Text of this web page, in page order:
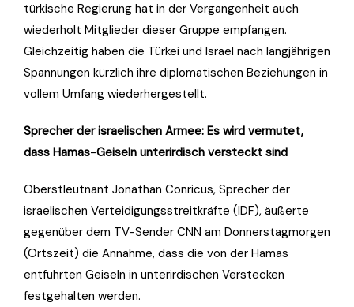
türkische Regierung hat in der Vergangenheit auch
wiederholt Mitglieder dieser Gruppe empfangen.
Gleichzeitig haben die Türkei und Israel nach langjährigen
Spannungen kürzlich ihre diplomatischen Beziehungen in
vollem Umfang wiederhergestellt.
Sprecher der israelischen Armee: Es wird vermutet,
dass Hamas-Geiseln unterirdisch versteckt sind
Oberstleutnant Jonathan Conricus, Sprecher der
israelischen Verteidigungsstreitkräfte (IDF), äußerte
gegenüber dem TV-Sender CNN am Donnerstagmorgen
(Ortszeit) die Annahme, dass die von der Hamas
entführten Geiseln in unterirdischen Verstecken
festgehalten werden.